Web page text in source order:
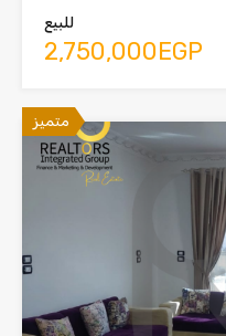
للبيع
2,750,000EGP
متميز